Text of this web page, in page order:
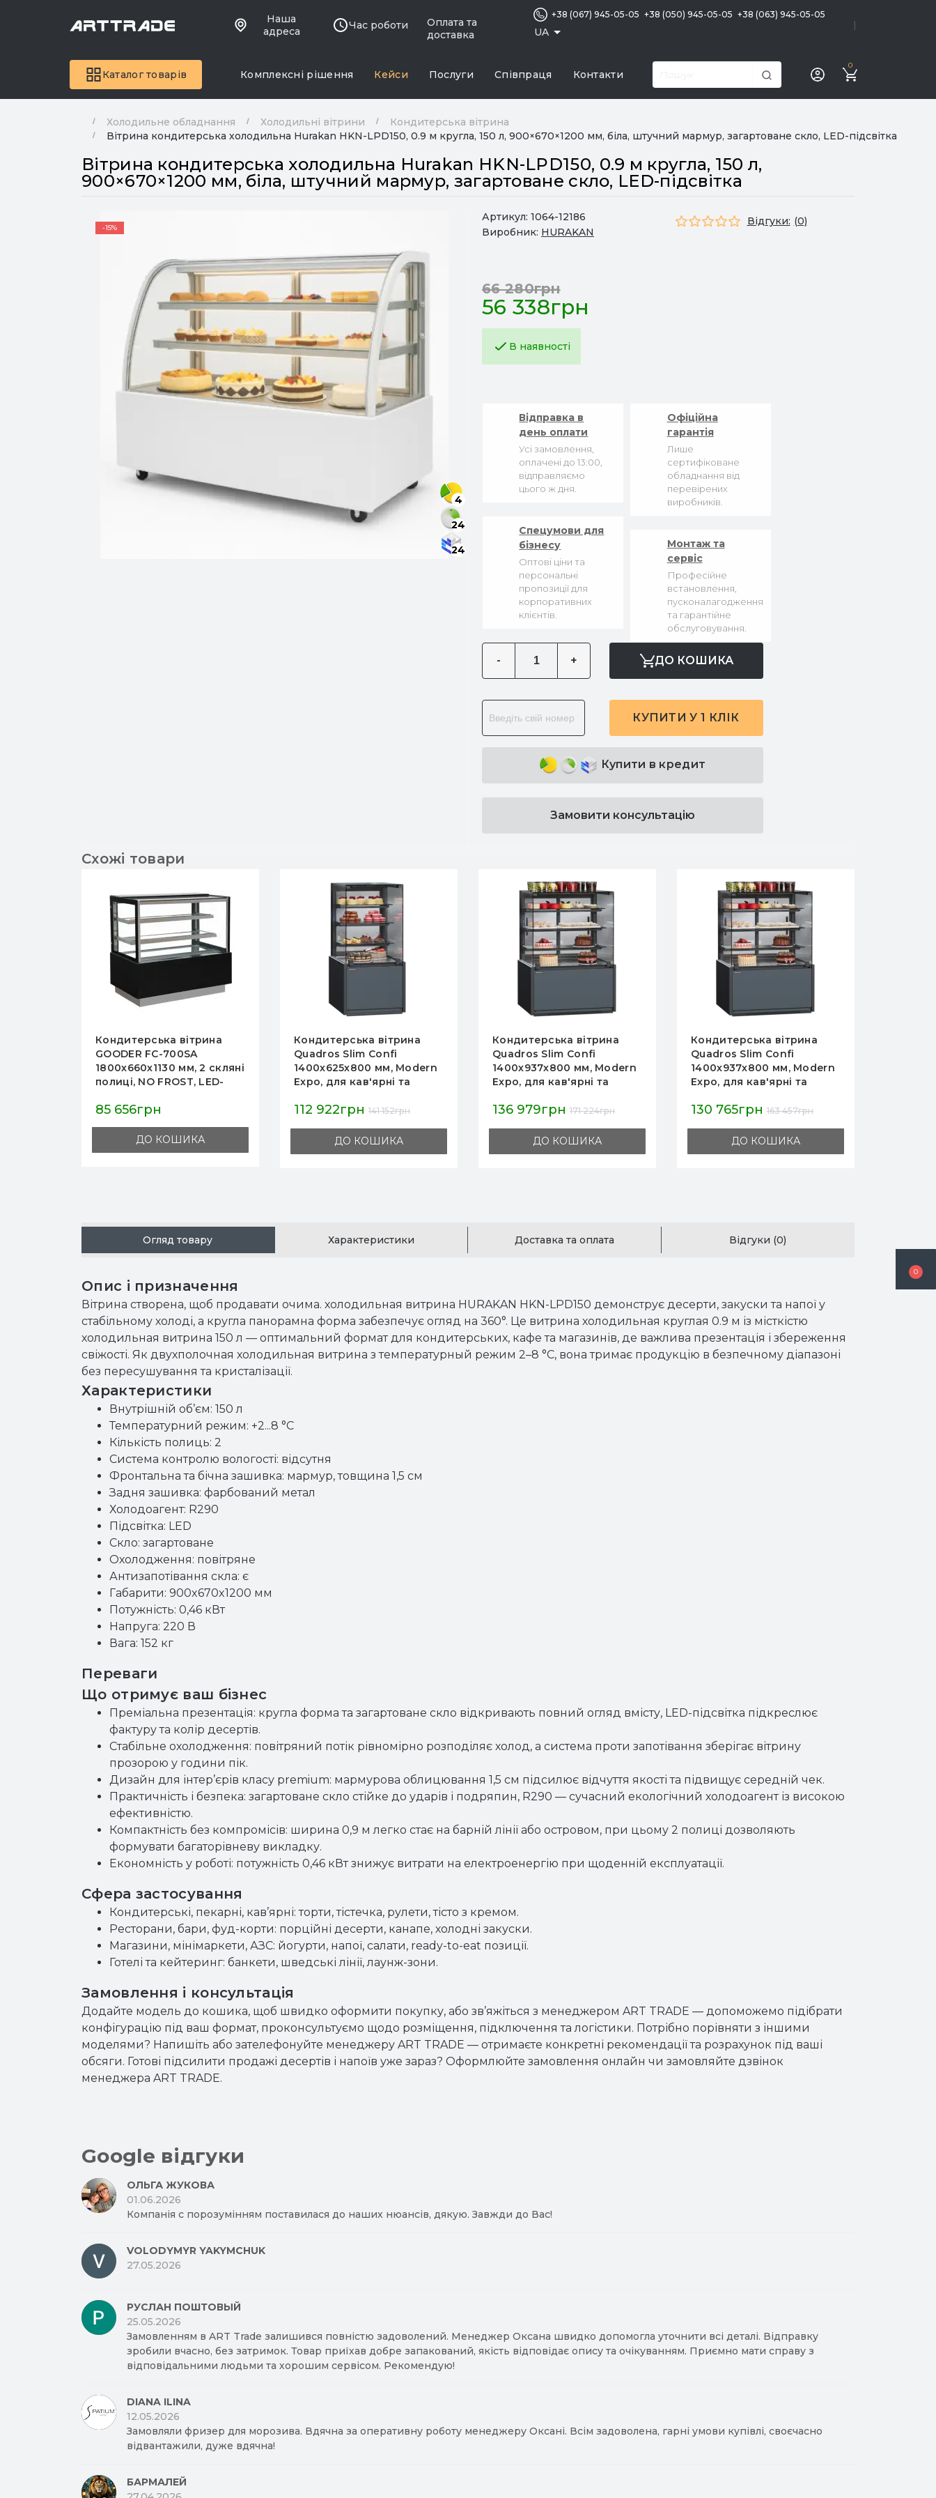
0
Наша
адреса
Час роботи
Оплата та
доставка
UA
+38 (067) 945-05-05 +38 (050) 945-05-05 +38 (063) 945-05-05
Каталог товарів Комплексні рішення Кейси Послуги Співпраця Контакти
0
Холодильне обладнання Холодильні вітрини
Кондитерська вітрина
Вітрина кондитерська холодильна Hurakan HKN-LPD150, 0.9 м кругла, 150 л, 900×670×1200 мм, біла, штучний мармур, загартоване скло, LED-підсвітка
Вітрина кондитерська холодильна Hurakan HKN-LPD150, 0.9 м кругла, 150 л,
900×670×1200 мм, біла, штучний мармур, загартоване скло, LED-підсвітка
-15%
4
24
24
Артикул: 1064-12186
Виробник: HURAKAN
Відгуки: (0)
56 338грн
66 280грн
В наявності
Відправка в
день оплати
Усі замовлення,
оплачені до 13:00,
відправляємо
цього ж дня.
Офіційна
гарантія
Лише
сертифіковане
обладнання від
перевірених
виробників.
Спецумови для
бізнесу
Оптові ціни та
персональні
пропозиції для
корпоративних
клієнтів.
Монтаж та
сервіс
Професійне
встановлення,
пусконалагодження
та гарантійне
обслуговування.
- + ДО КОШИКА
КУПИТИ У 1 КЛІК
Купити в кредит
Замовити консультацію
Схожі товари
Кондитерська вітрина
GOODER FC-700SA
1800х660х1130 мм, 2 скляні
полиці, NO FROST, LED-
R290, Китай
85 656грн
ДО КОШИКА
Кондитерська вітрина
Quadros Slim Confi
1400х625х800 мм, Modern
Expo, для кав'ярні та
вбудований агрегат
112 922грн 141 152грн
ДО КОШИКА
Кондитерська вітрина
Quadros Slim Confi
1400х937х800 мм, Modern
Expo, для кав'ярні та
вбудований агрегат
136 979грн 171 224грн
ДО КОШИКА
Кондитерська вітрина
Quadros Slim Confi
1400х937х800 мм, Modern
Expo, для кав'ярні та
агрегат
130 765грн 163 457грн
ДО КОШИКА
Огляд товару Характеристики Доставка та оплата Відгуки (0)
Опис і призначення
Вітрина створена, щоб продавати очима. холодильная витрина HURAKAN HKN-LPD150 демонструє десерти, закуски та напої у
стабільному холоді, а кругла панорамна форма забезпечує огляд на 360°. Це витрина холодильная круглая 0.9 м із місткістю
холодильная витрина 150 л — оптимальний формат для кондитерських, кафе та магазинів, де важлива презентація і збереження
свіжості. Як двухполочная холодильная витрина з температурный режим 2–8 °C, вона тримає продукцію в безпечному діапазоні
без пересушування та кристалізації.
Характеристики
Внутрішній об’єм: 150 л
Температурний режим: +2...8 °C
Кількість полиць: 2
Система контролю вологості: відсутня
Фронтальна та бічна зашивка: мармур, товщина 1,5 см
Задня зашивка: фарбований метал
Холодоагент: R290
Підсвітка: LED
Скло: загартоване
Охолодження: повітряне
Антизапотівання скла: є
Габарити: 900x670x1200 мм
Потужність: 0,46 кВт
Напруга: 220 В
Вага: 152 кг
Переваги
Що отримує ваш бізнес
Преміальна презентація: кругла форма та загартоване скло відкривають повний огляд вмісту, LED-підсвітка підкреслює
фактуру та колір десертів.
Стабільне охолодження: повітряний потік рівномірно розподіляє холод, а система проти запотівання зберігає вітрину
прозорою у години пік.
Дизайн для інтер’єрів класу premium: мармурова облицювання 1,5 см підсилює відчуття якості та підвищує середній чек.
Практичність і безпека: загартоване скло стійке до ударів і подряпин, R290 — сучасний екологічний холодоагент із високою
ефективністю.
Компактність без компромісів: ширина 0,9 м легко стає на барній лінії або островом, при цьому 2 полиці дозволяють
формувати багаторівневу викладку.
Економність у роботі: потужність 0,46 кВт знижує витрати на електроенергію при щоденній експлуатації.
Сфера застосування
Кондитерські, пекарні, кав’ярні: торти, тістечка, рулети, тісто з кремом.
Ресторани, бари, фуд-корти: порційні десерти, канапе, холодні закуски.
Магазини, мінімаркети, АЗС: йогурти, напої, салати, ready-to-eat позиції.
Готелі та кейтеринг: банкети, шведські лінії, лаунж-зони.
Замовлення і консультація
Додайте модель до кошика, щоб швидко оформити покупку, або зв’яжіться з менеджером ART TRADE — допоможемо підібрати
конфігурацію під ваш формат, проконсультуємо щодо розміщення, підключення та логістики. Потрібно порівняти з іншими
моделями? Напишіть або зателефонуйте менеджеру ART TRADE — отримаєте конкретні рекомендації та розрахунок під ваші
обсяги. Готові підсилити продажі десертів і напоїв уже зараз? Оформлюйте замовлення онлайн чи замовляйте дзвінок
менеджера ART TRADE.
Google відгуки
ОЛЬГА ЖУКОВА
01.06.2026
Компанія с порозумінням поставилася до наших нюансів, дякую. Завжди до Вас!
VOLODYMYR YAKYMCHUK
27.05.2026
РУСЛАН ПОШТОВЫЙ
25.05.2026
Замовленням в ART Trade залишився повністю задоволений. Менеджер Оксана швидко допомогла уточнити всі деталі. Відправку
зробили вчасно, без затримок. Товар приїхав добре запакований, якість відповідає опису та очікуванням. Приємно мати справу з
відповідальними людьми та хорошим сервісом. Рекомендую!
DIANA ILINA
12.05.2026
Замовляли фризер для морозива. Вдячна за оперативну роботу менеджеру Оксані. Всім задоволена, гарні умови купівлі, своєчасно
відвантажили, дуже вдячна!
БАРМАЛЕЙ